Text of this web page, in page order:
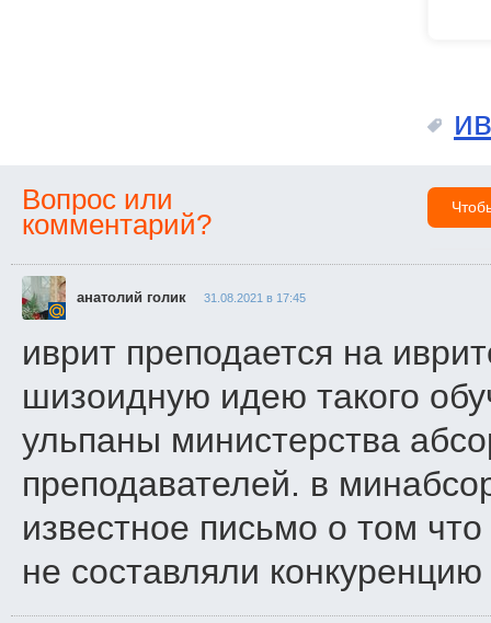
Вопрос или
комментарий?
анатолий голик 31.08.2021 в 17:45
иврит преподается на
шизоидную идею такого
ульпаны министерства
преподавателей. в
известное письмо о том
не составляли